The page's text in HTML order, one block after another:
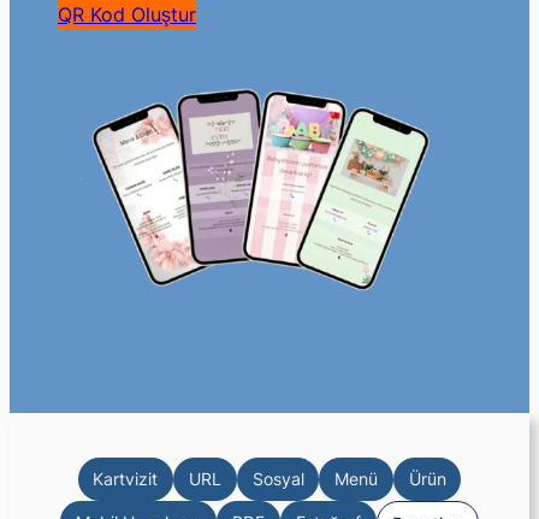
QR Kod Oluştur
Kartvizit URL Sosyal Menü Ürün